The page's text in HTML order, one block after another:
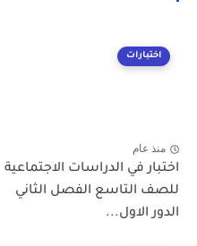
اختبارات
منذ عام
اختبار في الدراسات الاجتماعية
للصف التاسع الفصل الثاني
الدور الاول...